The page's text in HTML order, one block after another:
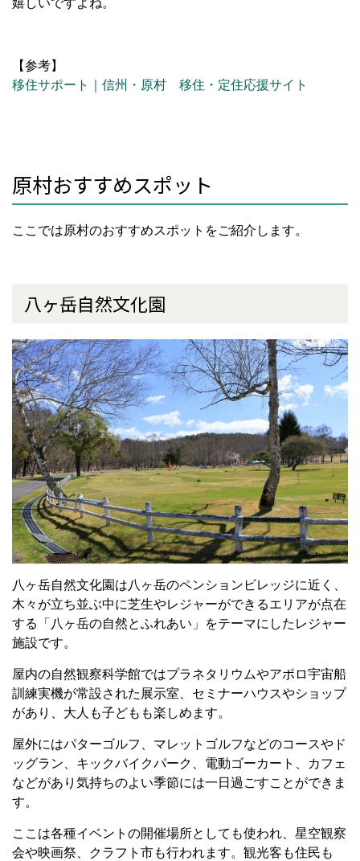
嬉しいですよね。
【参考】
移住サポート｜信州・原村 移住・定住応援サイト
原村おすすめスポット
ここでは原村のおすすめスポットをご紹介します。
八ヶ岳自然文化園
八ヶ岳自然文化園は八ヶ岳のペンションビレッジに近く、
木々が立ち並ぶ中に芝生やレジャーができるエリアが点在
する「八ヶ岳の自然とふれあい」をテーマにしたレジャー
施設です。
屋内の自然観察科学館ではプラネタリウムやアポロ宇宙船
訓練実機が常設された展示室、セミナーハウスやショップ
があり、大人も子どもも楽しめます。
屋外にはパターゴルフ、マレットゴルフなどのコースやド
ッグラン、キックバイクパーク、電動ゴーカート、カフェ
などがあり気持ちのよい季節には一日過ごすことができま
す。
ここは各種イベントの開催場所としても使われ、星空観察
会や映画祭、クラフト市も行われます。観光客も住民も